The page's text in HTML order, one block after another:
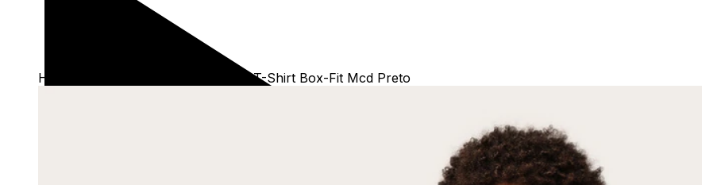
Home T-Shirt Box-Fit Mcd Preto